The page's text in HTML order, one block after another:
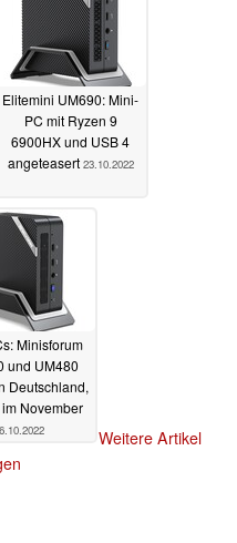
Elitemini UM690: Mini-
PC mit Ryzen 9
6900HX und USB 4
angeteasert 23.10.2022
Minisforum
und UM480
Deutschland,
November
Weitere Artikel